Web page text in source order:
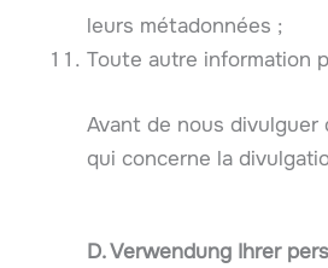
leurs métadonnées ;
Toute autre information
Avant de nous
qui concerne la
D. Verwendung Ihrer